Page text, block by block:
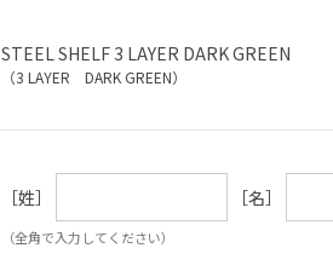
STEEL SHELF 3 LAYER DARK GREEN
（3 LAYER DARK GREEN）
［姓］ ［名］
（全角で入力してください）